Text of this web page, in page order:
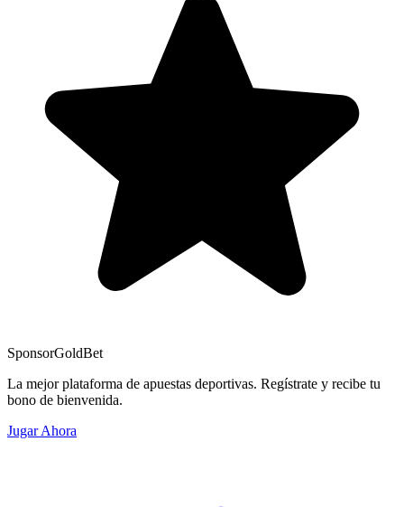
SponsorGoldBet
La mejor plataforma de apuestas deportivas. Regístrate y recibe tu
bono de bienvenida.
Jugar Ahora